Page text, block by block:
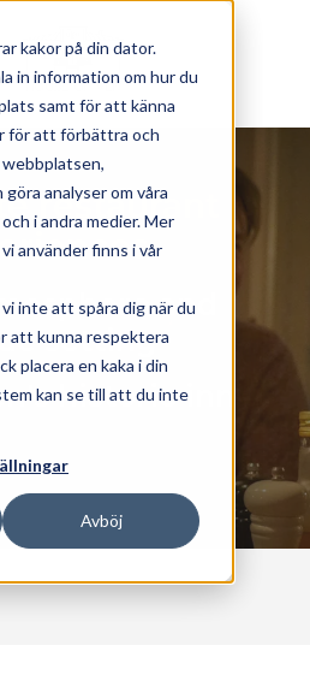
kakor på din dator.
in information om hur du
samt för att känna
för att förbättra och
webbplatsen,
analyser om våra
i andra medier. Mer
använder finns i vår
inte att spåra dig när du
att kunna respektera
placera en kaka i din
kan se till att du inte
Avböj
restaurant
and
setting
historic inn